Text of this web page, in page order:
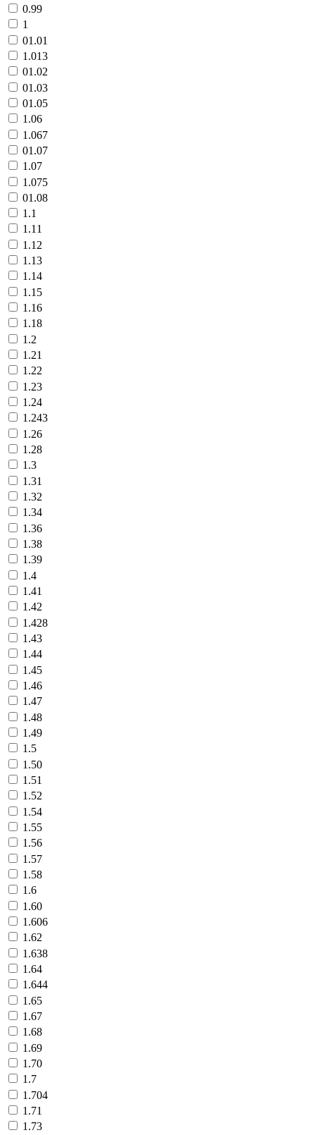
0.99
1
01.01
1.013
01.02
01.03
01.05
1.06
1.067
01.07
1.07
1.075
01.08
1.1
1.11
1.12
1.13
1.14
1.15
1.16
1.18
1.2
1.21
1.22
1.23
1.24
1.243
1.26
1.28
1.3
1.31
1.32
1.34
1.36
1.38
1.39
1.4
1.41
1.42
1.428
1.43
1.44
1.45
1.46
1.47
1.48
1.49
1.5
1.50
1.51
1.52
1.54
1.55
1.56
1.57
1.58
1.6
1.60
1.606
1.62
1.638
1.64
1.644
1.65
1.67
1.68
1.69
1.70
1.7
1.704
1.71
1.73